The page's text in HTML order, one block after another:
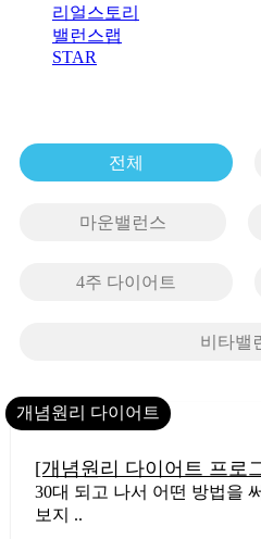
리얼스토리
밸런스랩
STAR
전체
마운밸런스
4주 다이어트
비타밸
개념원리 다이어트
14
[개념원리 다이어트 프로
30대 되고 나서 어떤 방법을
보지 ..